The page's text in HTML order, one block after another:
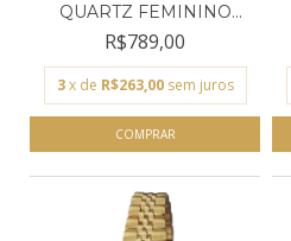
QUARTZ FEMININO
TECHNOS...
R$789,00
3 x de R$263,00 sem juros